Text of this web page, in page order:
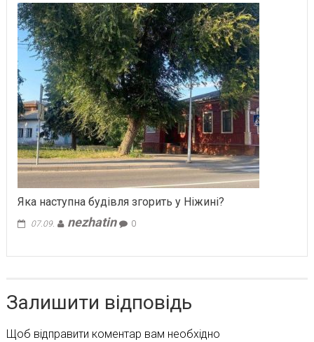
Яка наступна будівля згорить у Ніжині?
07.09. nezhatin 0
Залишити відповідь
Щоб відправити коментар вам необхідно